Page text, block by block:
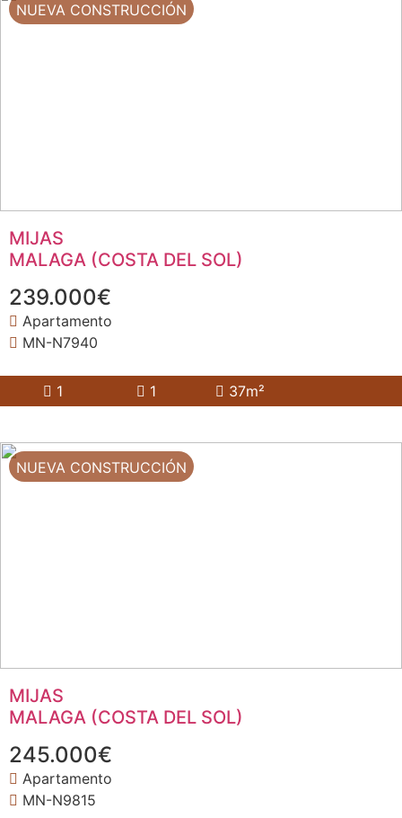
NUEVA CONSTRUCCIÓN
MIJAS
MALAGA (COSTA DEL SOL)
239.000€
Apartamento
MN-N7940
1 1 37m²
NUEVA CONSTRUCCIÓN
MIJAS
MALAGA (COSTA DEL SOL)
245.000€
Apartamento
MN-N9815